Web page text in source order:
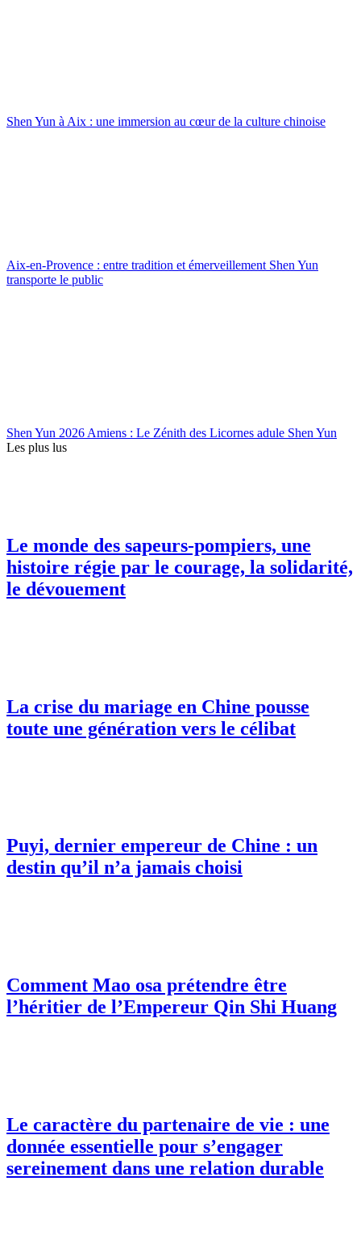
Shen Yun à Aix : une immersion au cœur de la culture chinoise
Aix-en-Provence : entre tradition et émerveillement Shen Yun
transporte le public
Shen Yun 2026 Amiens : Le Zénith des Licornes adule Shen Yun
Les plus lus
Le monde des sapeurs-pompiers, une
histoire régie par le courage, la solidarité,
le dévouement
La crise du mariage en Chine pousse
toute une génération vers le célibat
Puyi, dernier empereur de Chine : un
destin qu’il n’a jamais choisi
Comment Mao osa prétendre être
l’héritier de l’Empereur Qin Shi Huang
Le caractère du partenaire de vie : une
donnée essentielle pour s’engager
sereinement dans une relation durable